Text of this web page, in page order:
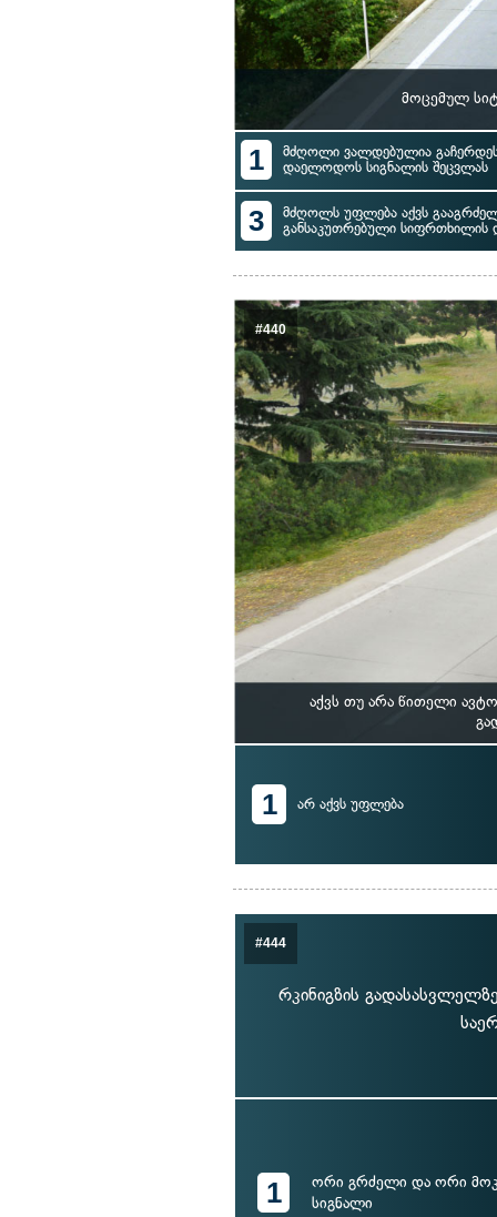
მოცემულ
1
მძღოლი ვალდებულია
დაელოდოს სიგნალის შეცვლას
3
მძღოლს უფლება აქვს
განსაკუთრებული სიფრთხილის
#440
აქვს თუ არა წითელი
1 არ აქვს უფლება
#444
რკინიგზის
1
ორი გრძელი და ორი
სიგნალი